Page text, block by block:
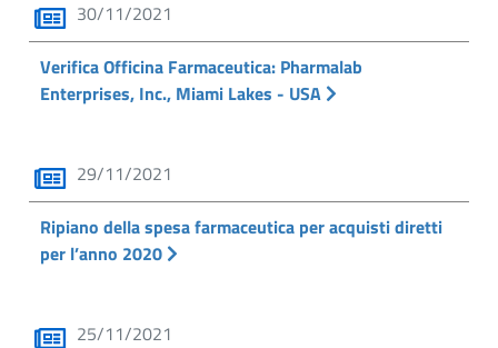
30/11/2021
Verifica Officina Farmaceutica: Pharmalab
Enterprises, Inc., Miami Lakes - USA
29/11/2021
Ripiano della spesa farmaceutica per acquisti diretti
per l’anno 2020
25/11/2021